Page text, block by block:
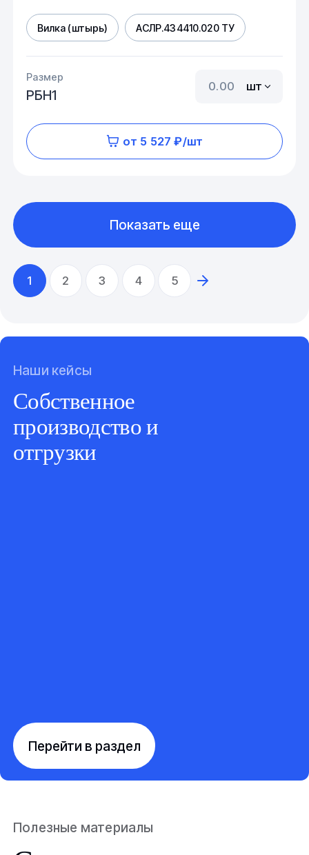
Вилка (штырь) АСЛР.434410.020 ТУ
Размер
РБН1
шт
от 5 527 ₽/шт
1 2 3 4 5
Показать еще
Наши кейсы
Собственное
производство и
отгрузки
Перейти в раздел
Полезные материалы